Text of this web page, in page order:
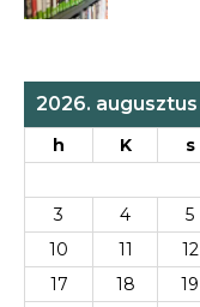
2026. augusztus
h K s
3
4 5
10
11 12
17
18 19